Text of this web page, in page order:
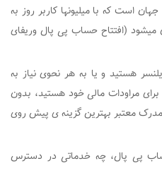
است که با میلیونها کاربر روز به
میشود (افتتاح حساب پی پال وریفای
هستید و یا به هر نحوی نیاز به
مراودات مالی خود هستید، بدون
معتبر بهترین گزینه ی پیش روی
پی پال، چه خدماتی در دسترس